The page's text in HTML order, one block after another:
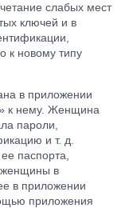
слабых мест
ключей и в
к новому типу
в приложении
к нему. Женщина
пароли,
и т. д.
паспорта,
женщины в
в приложении
приложения